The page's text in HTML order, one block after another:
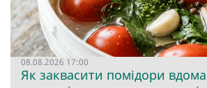
08.08.2026 17:00
Як заквасити помідори